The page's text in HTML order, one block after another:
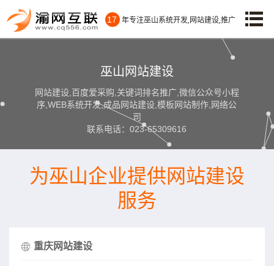
17 年专注巫山系统开发,网站建设,推广
巫山网站建设
网站建设,百度爱采购,关键词排名推广,微信公众号小程
序,WEB系统开发,成品网站建设,模板网站制作,网络公
司
联系电话：023-65309616
为巫山企业提供网站建设
服务
重庆网站建设